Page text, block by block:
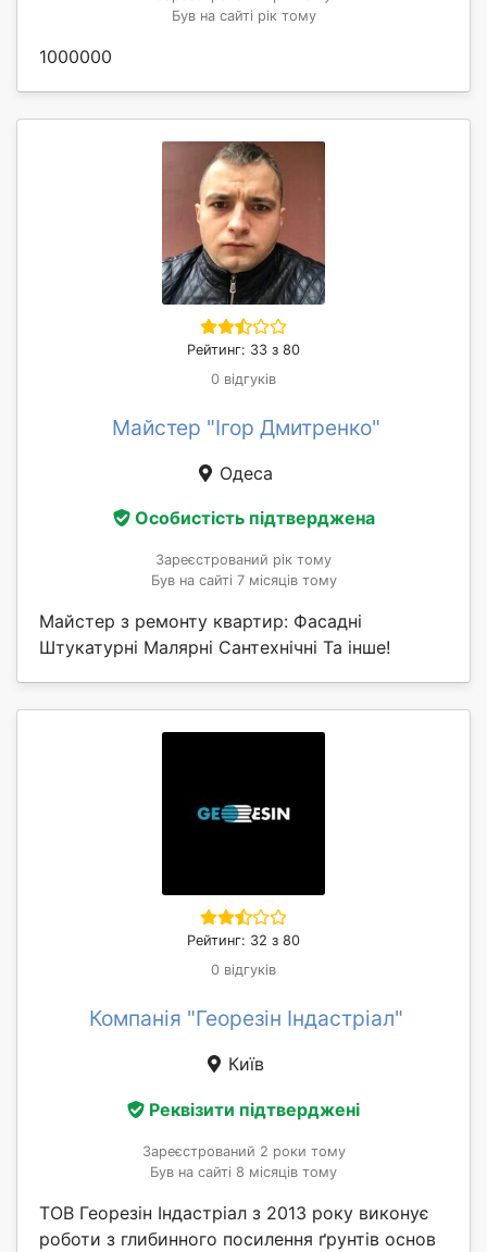
Був на сайті рік тому
1000000
Рейтинг: 33 з 80
0 відгуків
Майстер "Ігор Дмитренко"
Одеса
Особистість підтверджена
Зареєстрований рік тому
Був на сайті 7 місяців тому
Майстер з ремонту квартир: Фасадні
Штукатурні Малярні Сантехнічні Та інше!
Рейтинг: 32 з 80
0 відгуків
Компанія "Георезін Індастріал"
Київ
Реквізити підтверджені
Зареєстрований 2 роки тому
Був на сайті 8 місяців тому
ТОВ Георезін Індастріал з 2013 року виконує
роботи з глибинного посилення ґрунтів основ